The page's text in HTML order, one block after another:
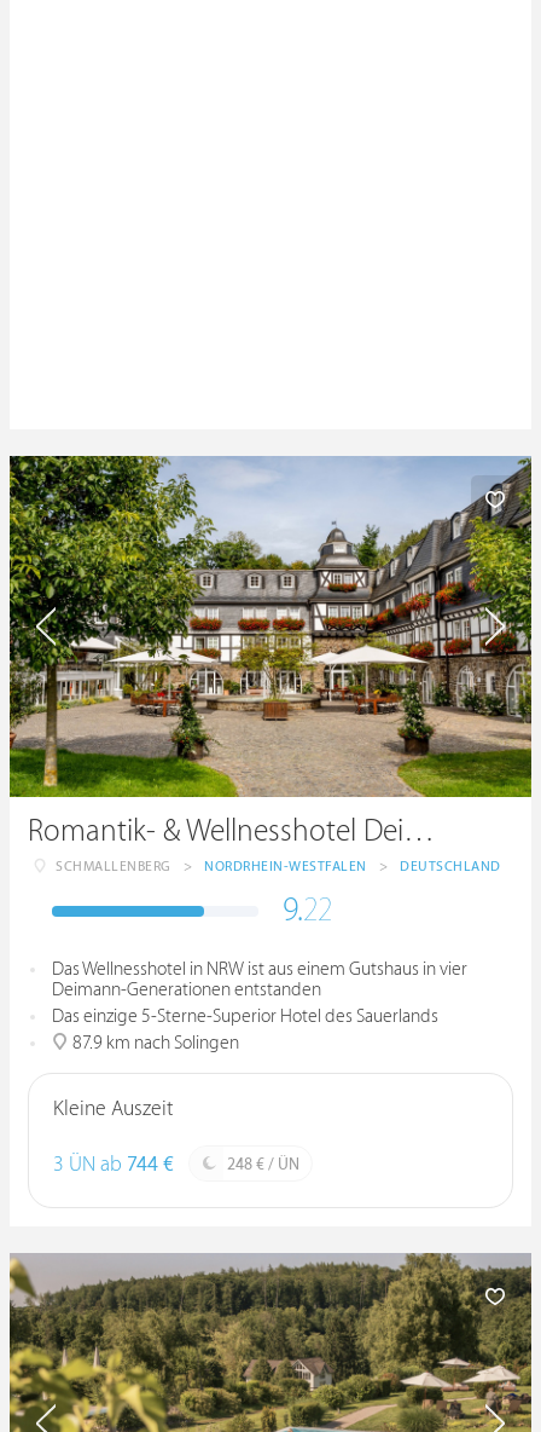
Romantik- & Wellnesshotel Deimann
SCHMALLENBERG > NORDRHEIN-WESTFALEN > DEUTSCHLAND
9.22
Das Wellnesshotel in NRW ist aus einem Gutshaus in vier
Deimann-Generationen entstanden
Das einzige 5-Sterne-Superior Hotel des Sauerlands
87.9 km nach Solingen
Kleine Auszeit
3 ÜN ab 744 € 248 € / ÜN